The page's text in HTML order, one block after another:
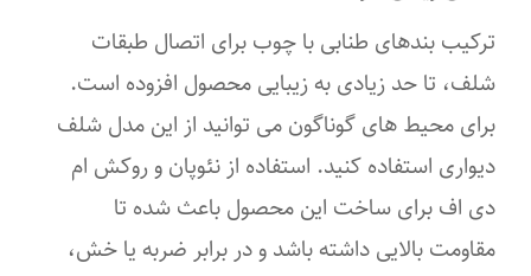
ترکیب بندهای طنابی با چوب برای اتصال طبقات
شلف، تا حد زیادی به زیبایی محصول افزوده است.
برای محیط های گوناگون می توانید از این مدل شلف
دیواری استفاده کنید. استفاده از نئوپان و روکش ام
دی اف برای ساخت این محصول باعث شده تا
مقاومت بالایی داشته باشد و در برابر ضربه یا خش،